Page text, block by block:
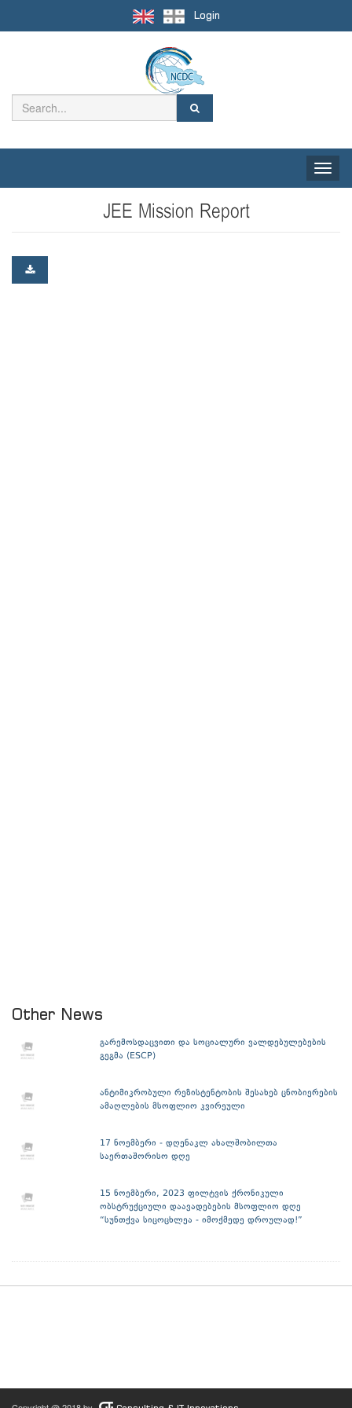
Login
Toggle
JEE Mission Report
Other News
გარემოსდაცვითი და სოციალური ვალდებულებების
გეგმა (ESCP)
ანტიმიკრობული რეზისტენტობის შესახებ ცნობიერების
ამაღლების მსოფლიო კვირეული
17 ნოემბერი - დღენაკლ ახალშობილთა
საერთაშორისო დღე
15 ნოემბერი, 2023 ფილტვის ქრონიკული
ობსტრუქციული დაავადებების მსოფლიო დღე
“სუნთქვა სიცოცხლეა - იმოქმედე დროულად!”